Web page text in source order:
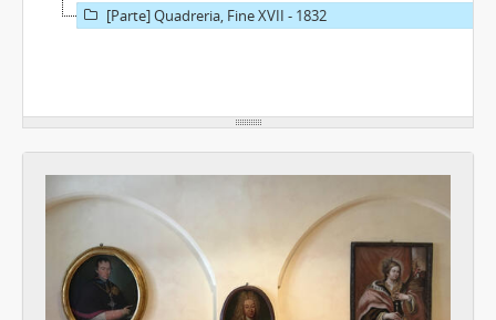
[Parte] Quadreria, Fine XVII - 1832